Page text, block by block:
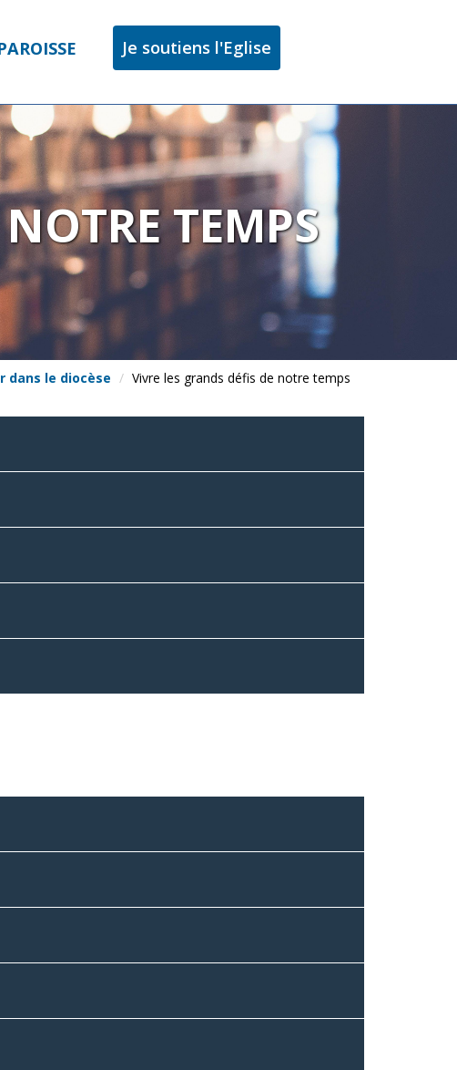
TEMPS
dans le diocèse Vivre les grands défis de notre temps
Je soutiens l'Eglise